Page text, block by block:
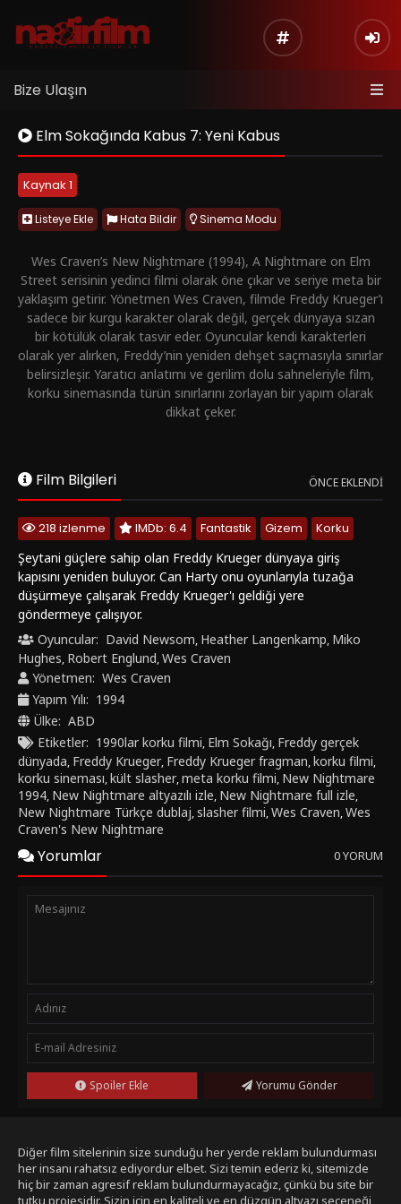
Bize Ulaşın
Elm Sokağında Kabus 7: Yeni Kabus
Kaynak 1
Listeye Ekle Hata Bildir Sinema Modu
Wes Craven’s New Nightmare (1994), A Nightmare on Elm
Street serisinin yedinci filmi olarak öne çıkar ve seriye meta bir
yaklaşım getirir. Yönetmen Wes Craven, filmde Freddy Krueger’ı
sadece bir kurgu karakter olarak değil, gerçek dünyaya sızan
bir kötülük olarak tasvir eder. Oyuncular kendi karakterleri
olarak yer alırken, Freddy’nin yeniden dehşet saçmasıyla sınırlar
belirsizleşir. Yaratıcı anlatımı ve gerilim dolu sahneleriyle film,
korku sinemasında türün sınırlarını zorlayan bir yapım olarak
dikkat çeker.
Film Bilgileri ÖNCE EKLENDI
218 izlenme IMDb: 6.4 Fantastik Gizem
Korku
Şeytani güçlere sahip olan Freddy Krueger dünyaya giriş
kapısını yeniden buluyor. Can Harty onu oyunlarıyla tuzağa
düşürmeye çalışarak Freddy Krueger'ı geldiği yere
göndermeye çalışıyor.
Oyuncular: David Newsom, Heather Langenkamp, Miko
Hughes, Robert Englund,Wes Craven
Yönetmen: Wes Craven
Yapım Yılı: 1994
Ülke: ABD
Etiketler: 1990lar korku filmi, Elm Sokağı, Freddy gerçek
dünyada, Freddy Krueger, Freddy Krueger fragman,korku filmi,
korku sineması,kült slasher,meta korku filmi, New Nightmare
1994, New Nightmare altyazılı izle, New Nightmare full izle,
New Nightmare Türkçe dublaj,slasher filmi,Wes Craven,Wes
Craven's New Nightmare
Yorumlar 0 YORUM
Spoiler Ekle Yorumu Gönder
Diğer film sitelerinin size sunduğu her yerde reklam bulundurması
her insanı rahatsız ediyordur elbet. Sizi temin ederiz ki, sitemizde
hiç bir zaman agresif reklam bulundurmayacağız, çünkü bu site bir
tutku projesidir. Sizin için en kaliteli ve en düzgün altyazı seçeneği